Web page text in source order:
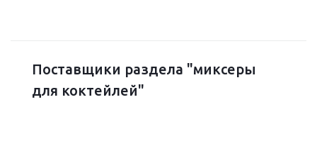
Поставщики раздела "миксеры
для коктейлей"